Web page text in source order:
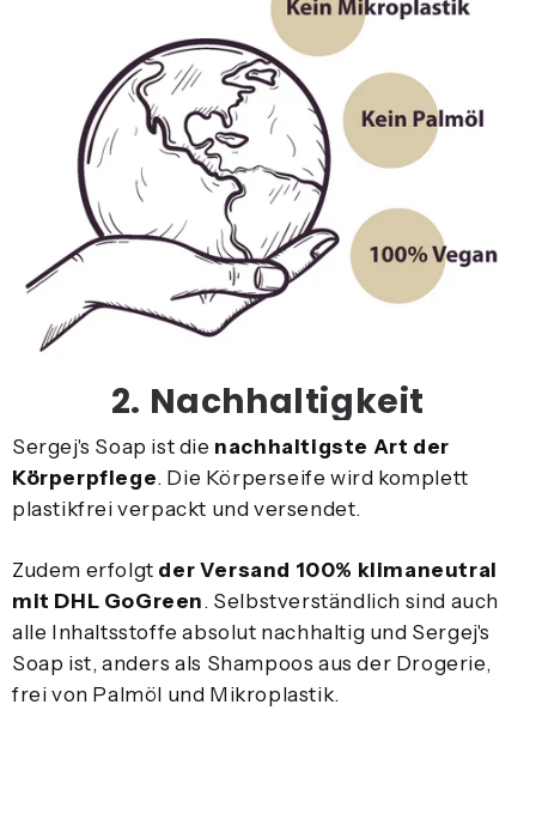
2. Nachhaltigkeit
Sergej's Soap ist die nachhaltigste Art der
Körperpflege. Die Körperseife wird komplett
plastikfrei verpackt und versendet.
Zudem erfolgt der Versand 100% klimaneutral
mit DHL GoGreen . Selbstverständlich sind auch
alle Inhaltsstoffe absolut nachhaltig und Sergej's
Soap ist, anders als Shampoos aus der Drogerie,
frei von Palmöl und Mikroplastik.